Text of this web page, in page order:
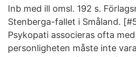
Inb med ill omsl. 192 s.
Stenberga-fallet i Småland.
Psykopati associeras ofta
personligheten måste inte